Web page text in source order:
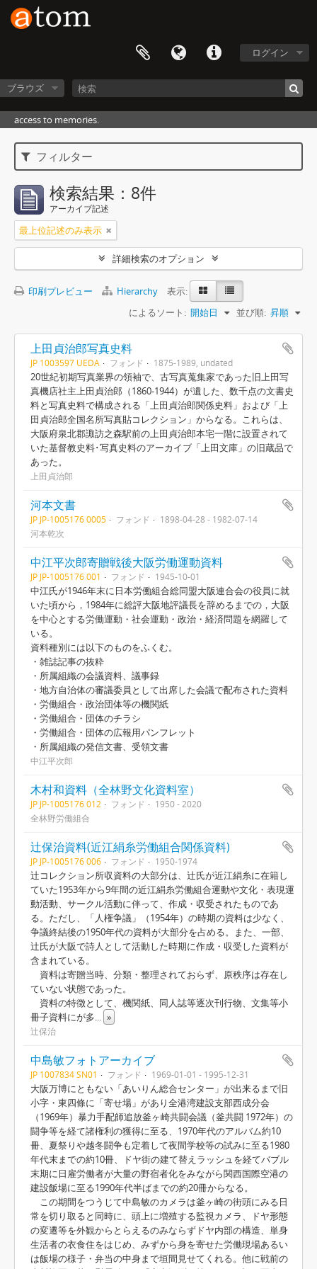
ログイン
ブラウズ
access to memories.
フィルター
検索結果：8件
アーカイブ記述
最上位記述のみ表示
詳細検索のオプション
印刷プレビュー Hierarchy
表示:
によるソート: 開始日 並び順: 昇順
上田貞治郎写真史料
JP 1003597 UEDA フォンド 1875-1989, undated
20世紀初期写真業界の領袖で、古写真蒐集家であった旧上田写
真機店社主上田貞治郎（1860-1944）が遺した、数千点の文書史
料と写真史料で構成される「上田貞治郎関係史料」および「上
田貞治郎全国名所写真貼コレクション」からなる。これらは、
大阪府泉北郡諏訪之森駅前の上田貞治郎本宅一階に設置されて
いた基督教史料･写真史料のアーカイブ「上田文庫」の旧蔵品で
あった。
上田貞治郎
河本文書
JP JP-1005176 0005 フォンド
1898-04-28 - 1982-07-14
河本乾次
中江平次郎寄贈戦後大阪労働運動資料
JP JP-1005176 001 フォンド 1945-10-01
中江氏が1946年末に日本労働組合総同盟大阪連合会の役員に就
いた頃から，1984年に総評大阪地評議長を辞めるまでの，大阪
を中心とする労働運動・社会運動・政治・経済問題を網羅して
いる。
資料種別には以下のものをふくむ。
・雑誌記事の抜粋
・所属組織の会議資料、議事録
・地方自治体の審議委員として出席した会議で配布された資料
・労働組合・政治団体等の機関紙
・労働組合・団体のチラシ
・労働組合・団体の広報用パンフレット
・所属組織の発信文書、受領文書
中江平次郎
木村和資料（全林野文化資料室）
JP JP-1005176 012 フォンド
1950 - 2020
全林野労働組合
辻保治資料(近江絹糸労働組合関係資料)
JP JP-1005176 006 フォンド 1950-1974
辻コレクション所収資料の大部分は、辻氏が近江絹糸に在籍し
ていた1953年から9年間の近江絹糸労働組合運動や文化・表現運
動活動、サークル活動に伴って、作成・収受されたものであ
る。ただし、「人権争議」（1954年）の時期の資料は少なく、
争議終結後の1950年代の資料が大部分を占める。また、一部、
辻氏が大阪で詩人として活動した時期に作成・収受した資料が
含まれている。
資料は寄贈当時、分類・整理されておらず、原秩序は存在し
ていない状態であった。
資料の特徴として、機関紙、同人誌等逐次刊行物、文集等小
冊子資料にが多... »
辻保治
中島敏フォトアーカイブ
JP 1007834 SN01 フォンド 1969-01-01 - 1995-12-31
大阪万博にともない「あいりん総合センター」が出来るまで旧
小字・東四條に「寄せ場」があり全港湾建設支部西成分会
（1969年）暴力手配師追放釜ヶ崎共闘会議（釜共闘 1972年）の
闘争等を経て諸権利の獲得に至る、1970年代のアルバム約10
冊、夏祭りや越冬闘争も定着して夜間学校等の試みに至る1980
年代末までの約10冊、ドヤ街の建て替えラッシュを経てバブル
末期に日雇労働者が大量の野宿者化をみながら関西国際空港の
建設飯場に至る1990年代半ばまでの約20冊からなる。
この期間をつうじて中島敏のカメラは釜ヶ崎の街頭にみる日
常を切り取ると同時に、頭上に増殖する監視カメラ、ドヤ形態
の変遷等を外観からとらえるのみならずドヤ内部の構造、単身
生活者の衣食住をはじめ、みずから身を寄せた労働現場あるい
は飯場の様子・弁当の中身まで垣間見せてくれる。他に戦前の